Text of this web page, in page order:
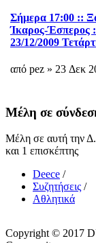
Σήμερα 17:00 ::
Ίκαρος-Έσπερος
23/12/2009
από pez » 23 Δεκ
Μέλη σε
Μέλη σε αυτή την
και 1 επισκέπτης
Deece /
Συζητήσεις /
Αθλητικά
Copyright © 2017